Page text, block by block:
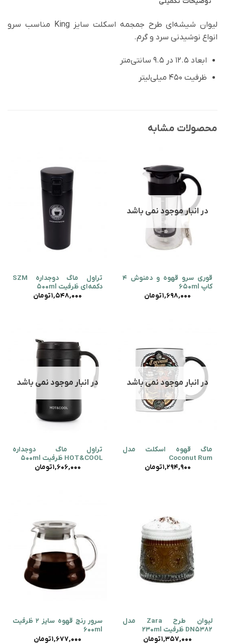
لیوان شیشه‌ای طرح جمجمه اسکلت سایز King مناسب سرو
انواع نوشیدنی سرد و گرم.
ابعاد 12.5 در 9.5 سانتی‌متر
ظرفیت 450 میلی‌لیتر
محصولات مشابه
در انبار موجود نمی باشد
قوری سرو قهوه و دمنوش 4
کاپ 650ml
1,698,000تومان
تراول ماگ دوجداره SZM
دکمه‌ای ظرفیت 500ml
1,548,000تومان
در انبار موجود نمی باشد
ماگ قهوه اسکلت مدل
Coconut Rum
1,294,900تومان
در انبار موجود نمی باشد
تراول ماگ دوجداره
HOT&COOL ظرفیت 500ml
1,606,000تومان
لیوان طرح Zara مدل
DN5382 ظرفیت 230ml
1,357,000تومان
سرور رنج قهوه سایز 2 ظرفیت
600ml
1,677,000تومان